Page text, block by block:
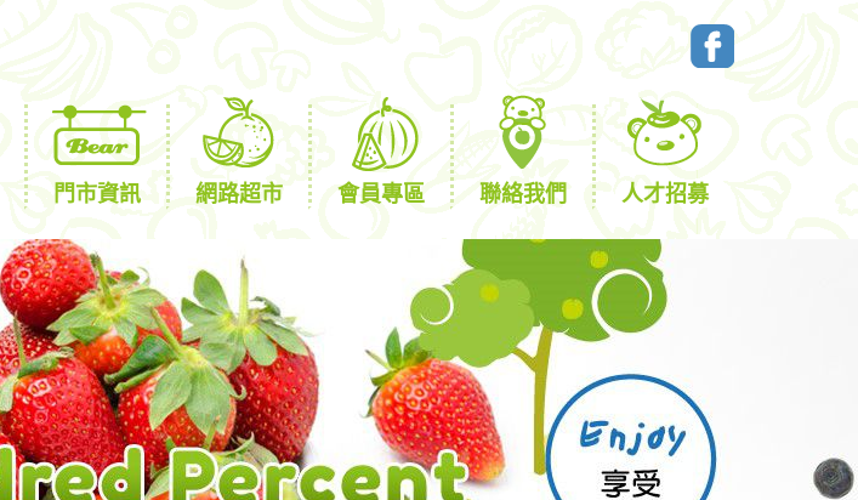
門市資訊 網路超市 會員專區 聯絡我們 人才招募